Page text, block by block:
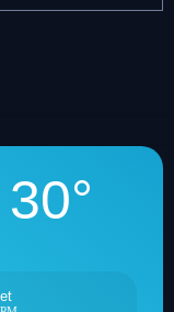
30°